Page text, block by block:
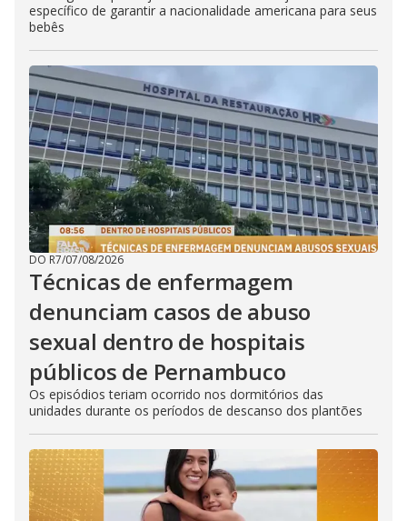
específico de garantir a nacionalidade americana para seus
bebês
DO R7/07/08/2026
Técnicas de enfermagem
denunciam casos de abuso
sexual dentro de hospitais
públicos de Pernambuco
Os episódios teriam ocorrido nos dormitórios das
unidades durante os períodos de descanso dos plantões